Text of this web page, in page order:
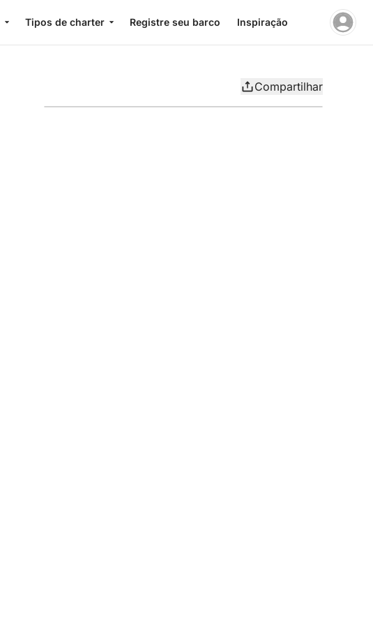
Tipos de charter Registre seu barco Inspiração
Compartilhar